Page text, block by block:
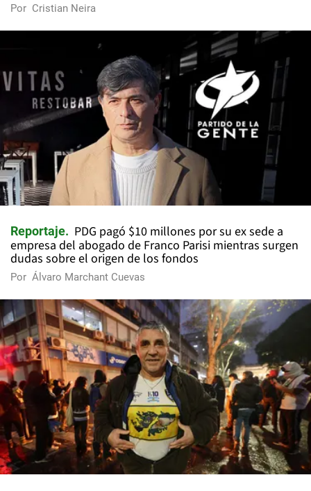
Por Cristian Neira
Reportaje
PDG pagó $10 millones por su ex sede a
empresa del abogado de Franco Parisi mientras surgen
dudas sobre el origen de los fondos
Por Álvaro Marchant Cuevas